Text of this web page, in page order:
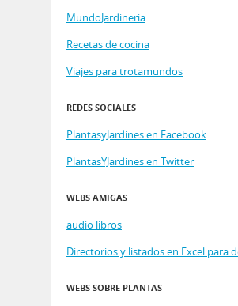
MundoJardineria
Recetas de cocina
Viajes para trotamundos
REDES SOCIALES
PlantasyJardines en Facebook
PlantasYJardines en Twitter
WEBS AMIGAS
audio libros
Directorios y listados en Excel para
WEBS SOBRE PLANTAS